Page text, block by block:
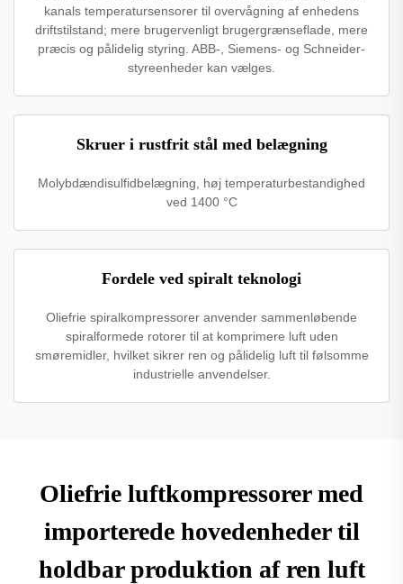
kanals temperatursensorer til overvågning af enhedens
driftstilstand; mere brugervenligt brugergrænseflade, mere
præcis og pålidelig styring. ABB-, Siemens- og Schneider-
styreenheder kan vælges.
Skruer i rustfrit stål med belægning
Molybdændisulfidbelægning, høj temperaturbestandighed
ved 1400 °C
Fordele ved spiralt teknologi
Oliefrie spiralkompressorer anvender sammenløbende
spiralformede rotorer til at komprimere luft uden
smøremidler, hvilket sikrer ren og pålidelig luft til følsomme
industrielle anvendelser.
Oliefrie luftkompressorer med
importerede hovedenheder til
holdbar produktion af ren luft